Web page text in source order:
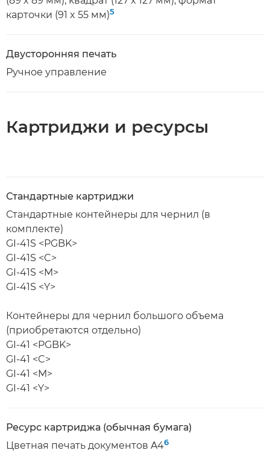
карточки (91 x 55 мм)5
Двусторонняя печать
Ручное управление
Картриджи и ресурсы
Стандартные картриджи
Стандартные контейнеры для чернил (в
комплекте)
GI-41S <PGBK>
GI-41S <C>
GI-41S <M>
GI-41S <Y>
Контейнеры для чернил большого объема
(приобретаются отдельно)
GI-41 <PGBK>
GI-41 <C>
GI-41 <M>
GI-41 <Y>
Ресурс картриджа (обычная бумага)
Цветная печать документов A46